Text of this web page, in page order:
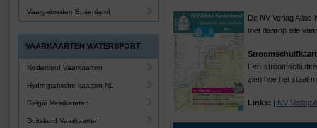
De NV Verlag
met daarop alle
Stroomschuifkaart
Een
zien hoe het staat
Links: | NV Verlag
Vaargebieden Buitenland
VAARKAARTEN WATERSPORT
Nederland Vaarkaarten
Hydrografische kaarten NL
België Vaarkaarten
Duitsland Vaarkaarten